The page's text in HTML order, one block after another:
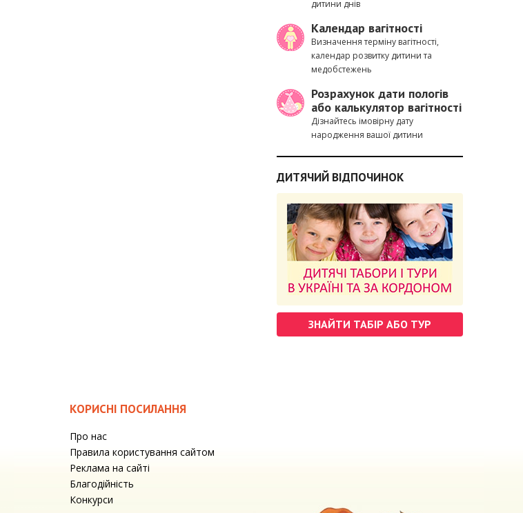
дитини днів
Календар вагітності
Визначення терміну вагітності,
календар розвитку дитини та
медобстежень
Розрахунок дати пологів
або калькулятор вагітності
Дізнайтесь імовірну дату
народження вашої дитини
ДИТЯЧИЙ ВІДПОЧИНОК
ЗНАЙТИ ТАБІР АБО ТУР
КОРИСНІ ПОСИЛАННЯ
Про нас
Правила користування сайтом
Реклама на сайті
Благодійність
Конкурси